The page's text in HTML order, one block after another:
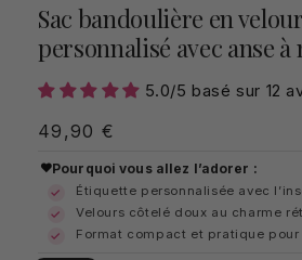
Sac bandoulière en
personnalisé avec anse à
5.0/5 basé sur 12
Prix
49,90 €
Pourquoi vous allez l’adorer :
Étiquette personnalisée avec
Velours côtelé doux au charme
Format compact et pratique